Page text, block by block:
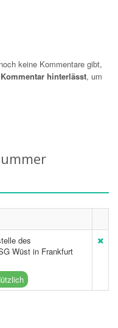
keine Kommentare gibt,
hinterlässt, um
des
Wüst in Frankfurt